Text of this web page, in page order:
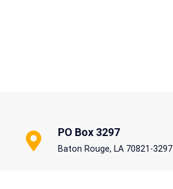
PO Box 3297
Baton Rouge, LA 70821-3297